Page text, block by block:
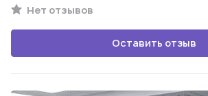
Нет отзывов
Оставить отзыв